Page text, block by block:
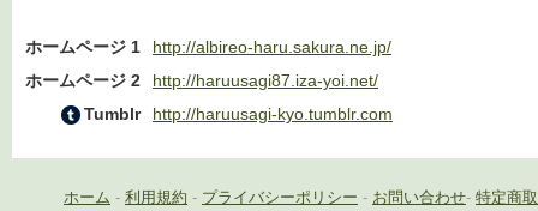
ホームページ 1
http://albireo-haru.sakura.ne.jp/
ホームページ 2
http://haruusagi87.iza-yoi.net/
Tumblr
http://haruusagi-kyo.tumblr.com
ホーム - 利用規約 - プライバシーポリシー - お問い合わせ- 特定商